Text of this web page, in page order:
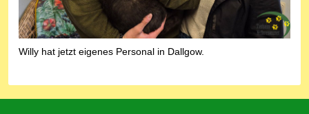
Willy hat jetzt eigenes Personal in Dallgow.